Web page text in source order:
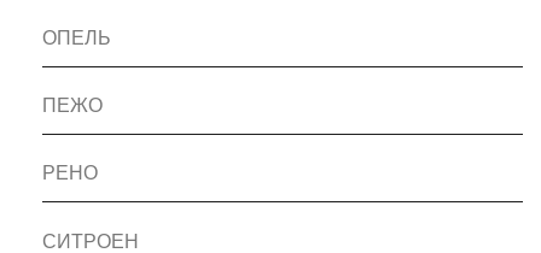
ОПЕЛЬ
ПЕЖО
РЕНО
СИТРОЕН